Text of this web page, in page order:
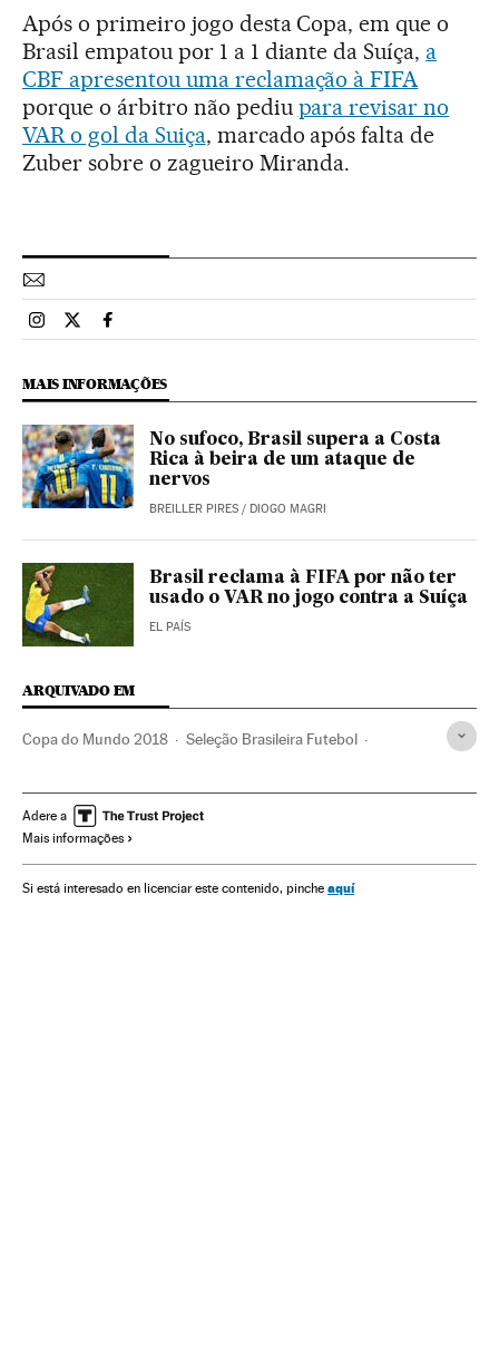
Após o primeiro jogo desta Copa, em que o
Brasil empatou por 1 a 1 diante da Suíça, a
CBF apresentou uma reclamação à FIFA
porque o árbitro não pediu para revisar no
VAR o gol da Suiça, marcado após falta de
Zuber sobre o zagueiro Miranda.
Esportes El País Brasil en Instagram
Esportes El País Brasil en Twitter
Esportes El País Brasil en Facebook
MAIS INFORMAÇÕES
No sufoco, Brasil supera a Costa
Rica à beira de um ataque de
nervos
BREILLER PIRES / DIOGO MAGRI
Brasil reclama à FIFA por não ter
usado o VAR no jogo contra a Suíça
EL PAÍS
ARQUIVADO EM
Copa do Mundo 2018 Seleção Brasileira Futebol
Seleção Brasileira Neymar
Seleções esportivas
Copa do mundo Campeonato mundial Futebol
Adere a
Mais informações
Si está interesado en licenciar este contenido, pinche aquí